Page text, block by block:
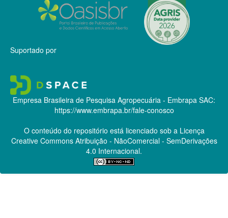
Suportado por
Empresa Brasileira de Pesquisa Agropecuária - Embrapa SAC:
https://www.embrapa.br/fale-conosco
O conteúdo do repositório está licenciado sob a Licença
Creative CommonsAtribuição - NãoComercial - SemDerivações
4.0 Internacional.